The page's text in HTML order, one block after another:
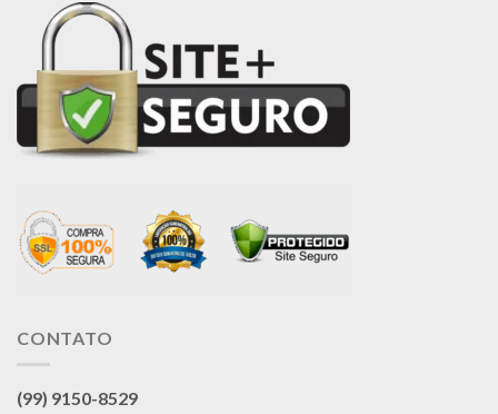
CONTATO
(99) 9150-8529